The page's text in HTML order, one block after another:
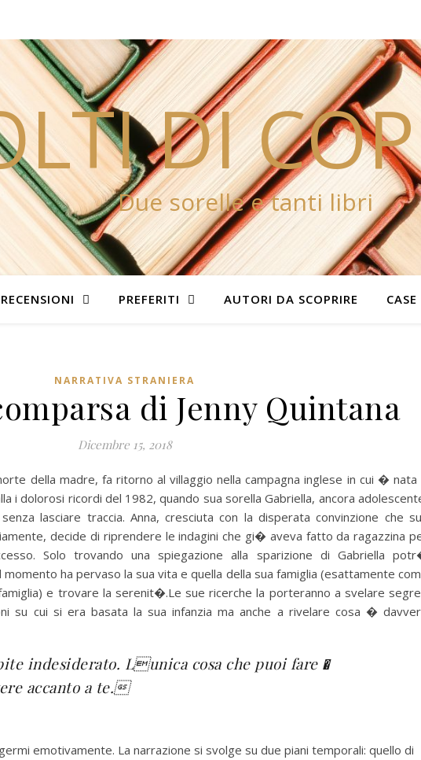
DI
Due sorelle e tanti libri
RECENSIONI PREFERITI AUTORI DA SCOPRIRE
NARRATIVA STRANIERA
di Jenny Quintana
Dicembre 15, 2018
della madre, fa ritorno al villaggio nella campagna inglese in cui � nata
i dolorosi ricordi del 1982, quando sua sorella Gabriella, ancora
lasciare traccia. Anna, cresciuta con la disperata convinzione che
decide di riprendere le indagini che gi� aveva fatto da ragazzina
Solo trovando una spiegazione alla sparizione di Gabriella
ha pervaso la sua vita e quella della sua famiglia (esattamente
e trovare la serenit�.Le sue ricerche la porteranno a svelare
su cui si era basata la sua infanzia ma anche a rivelare cosa �
indesiderato. Lunica cosa che puoi fare �
accanto a te.
emotivamente. La narrazione si svolge su due piani temporali: quello di